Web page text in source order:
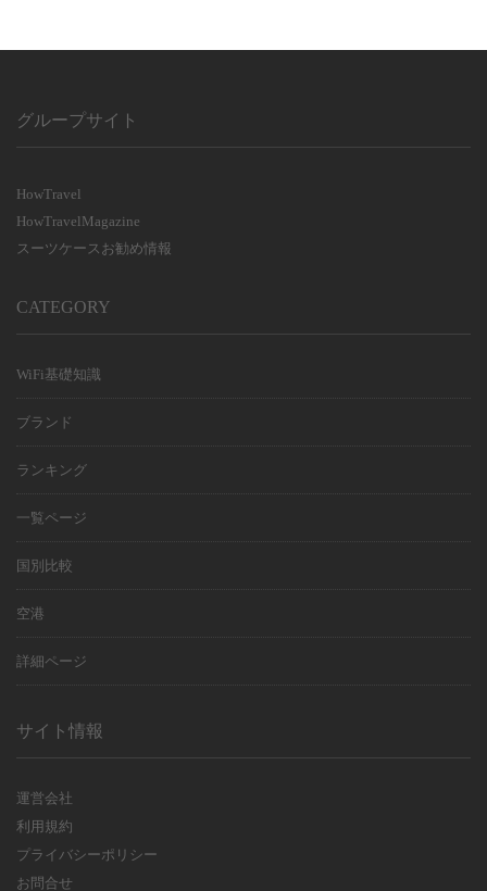
グループサイト
HowTravel
HowTravelMagazine
スーツケースお勧め情報
CATEGORY
WiFi基礎知識
ブランド
ランキング
一覧ページ
国別比較
空港
詳細ページ
サイト情報
運営会社
利用規約
プライバシーポリシー
お問合せ